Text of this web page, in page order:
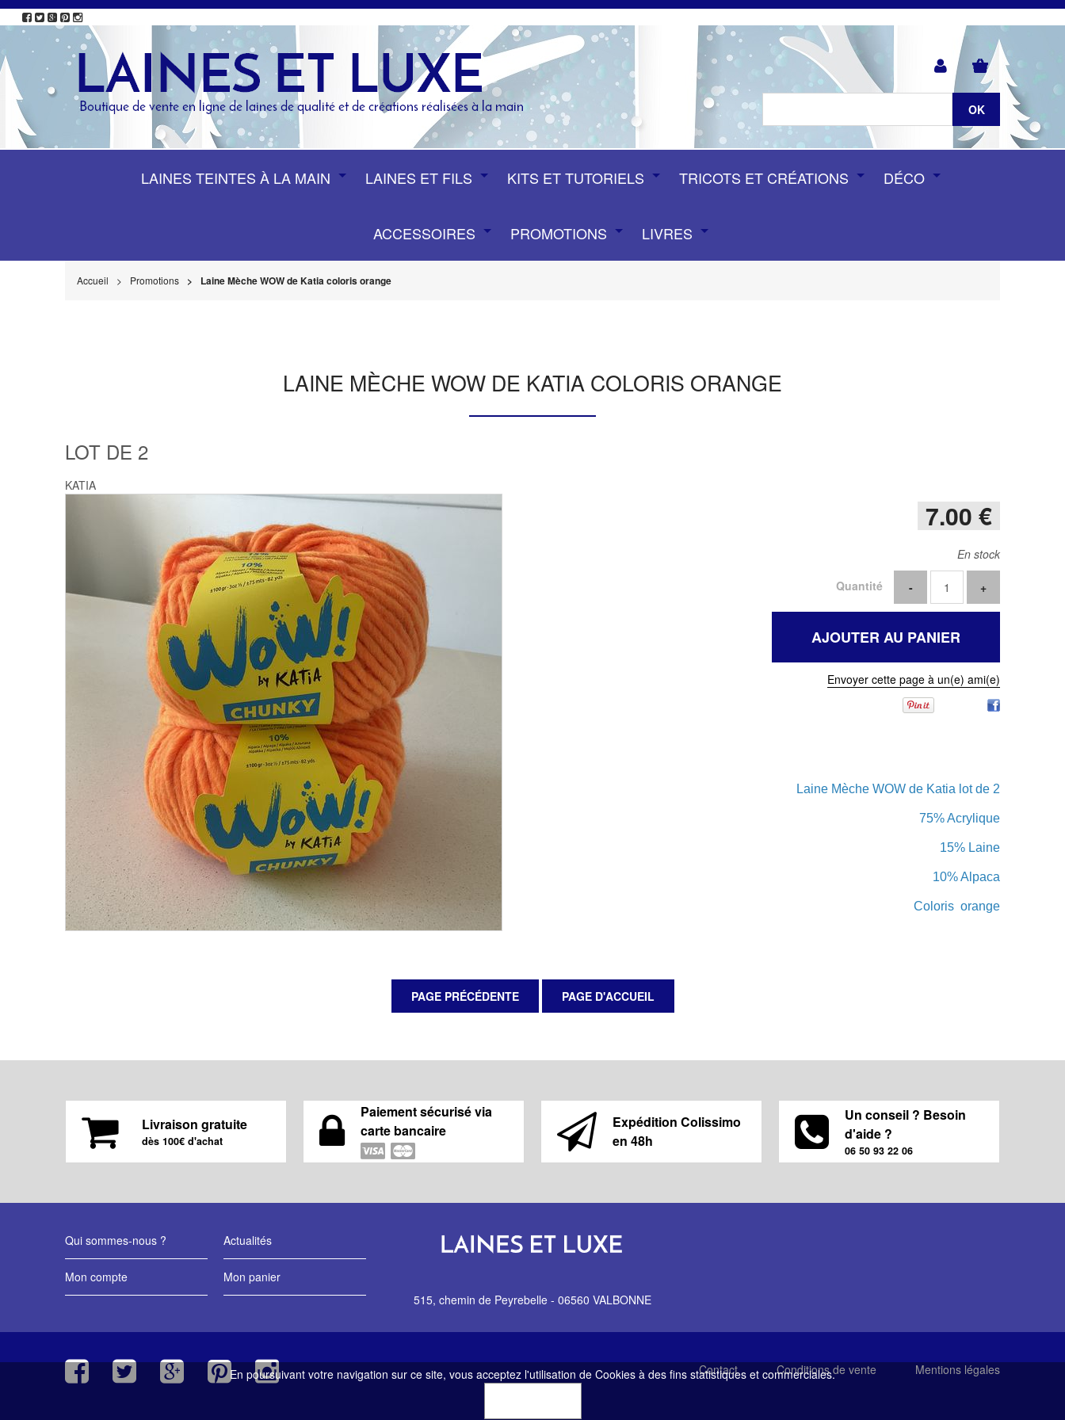
LAINES TEINTES À LA MAIN LAINES ET FILS KITS ET TUTORIELS TRICOTS ET CRÉATIONS DÉCO
ACCESSOIRES PROMOTIONS LIVRES
Accueil Promotions Laine Mèche WOW de Katia coloris orange
LAINE MÈCHE WOW DE KATIA COLORIS ORANGE
LOT DE 2
KATIA
7.00 €
En stock
Quantité
Envoyer cette page à un(e) ami(e)
Laine Mèche WOW de Katia lot de 2
75% Acrylique
15% Laine
10% Alpaca
Coloris orange
Livraison gratuite
dès 100€ d'achat
Paiement sécurisé via
carte bancaire
Expédition Colissimo
en 48h
Un conseil ? Besoin
d'aide ?
06 50 93 22 06
Qui sommes-nous ? Actualités
Mon compte
Mon panier
515, chemin de Peyrebelle - 06560 VALBONNE
Contact Conditions de vente Mentions légales
En poursuivant votre navigation sur ce site, vous acceptez l'utilisation de Cookies à des fins statistiques et commerciales.